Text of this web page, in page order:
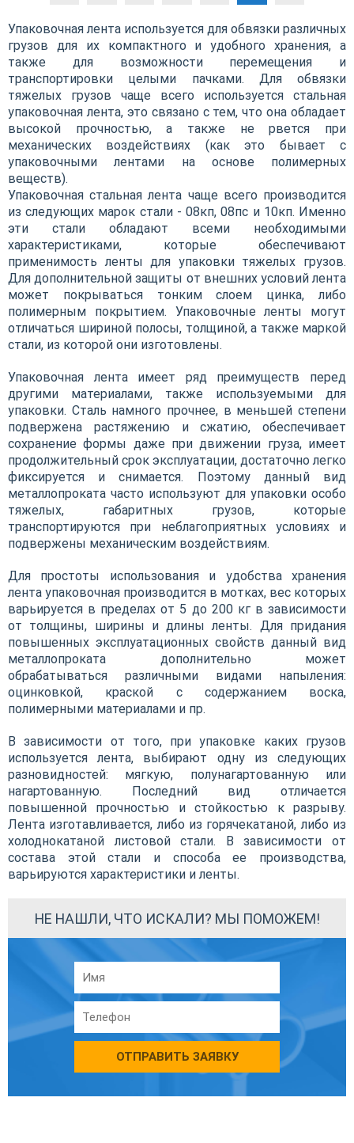
Упаковочная лента используется для обвязки различных
грузов для их компактного и удобного хранения, а
также для возможности перемещения и
транспортировки целыми пачками. Для обвязки
тяжелых грузов чаще всего используется стальная
упаковочная лента, это связано с тем, что она обладает
высокой прочностью, а также не рвется при
механических воздействиях (как это бывает с
упаковочными лентами на основе полимерных
веществ).
Упаковочная стальная лента чаще всего производится
из следующих марок стали - 08кп, 08пс и 10кп. Именно
эти стали обладают всеми необходимыми
характеристиками, которые обеспечивают
применимость ленты для упаковки тяжелых грузов.
Для дополнительной защиты от внешних условий лента
может покрываться тонким слоем цинка, либо
полимерным покрытием. Упаковочные ленты могут
отличаться шириной полосы, толщиной, а также маркой
стали, из которой они изготовлены.
Упаковочная лента имеет ряд преимуществ перед
другими материалами, также используемыми для
упаковки. Сталь намного прочнее, в меньшей степени
подвержена растяжению и сжатию, обеспечивает
сохранение формы даже при движении груза, имеет
продолжительный срок эксплуатации, достаточно легко
фиксируется и снимается. Поэтому данный вид
металлопроката часто используют для упаковки особо
тяжелых, габаритных грузов, которые
транспортируются при неблагоприятных условиях и
подвержены механическим воздействиям.
Для простоты использования и удобства хранения
лента упаковочная производится в мотках, вес которых
варьируется в пределах от 5 до 200 кг в зависимости
от толщины, ширины и длины ленты. Для придания
повышенных эксплуатационных свойств данный вид
металлопроката дополнительно может
обрабатываться различными видами напыления:
оцинковкой, краской с содержанием воска,
полимерными материалами и пр.
В зависимости от того, при упаковке каких грузов
используется лента, выбирают одну из следующих
разновидностей: мягкую, полунагартованную или
нагартованную. Последний вид отличается
повышенной прочностью и стойкостью к разрыву.
Лента изготавливается, либо из горячекатаной, либо из
холоднокатаной листовой стали. В зависимости от
состава этой стали и способа ее производства,
варьируются характеристики и ленты.
НЕ НАШЛИ, ЧТО ИСКАЛИ? МЫ ПОМОЖЕМ!
ОТПРАВИТЬ ЗАЯВКУ